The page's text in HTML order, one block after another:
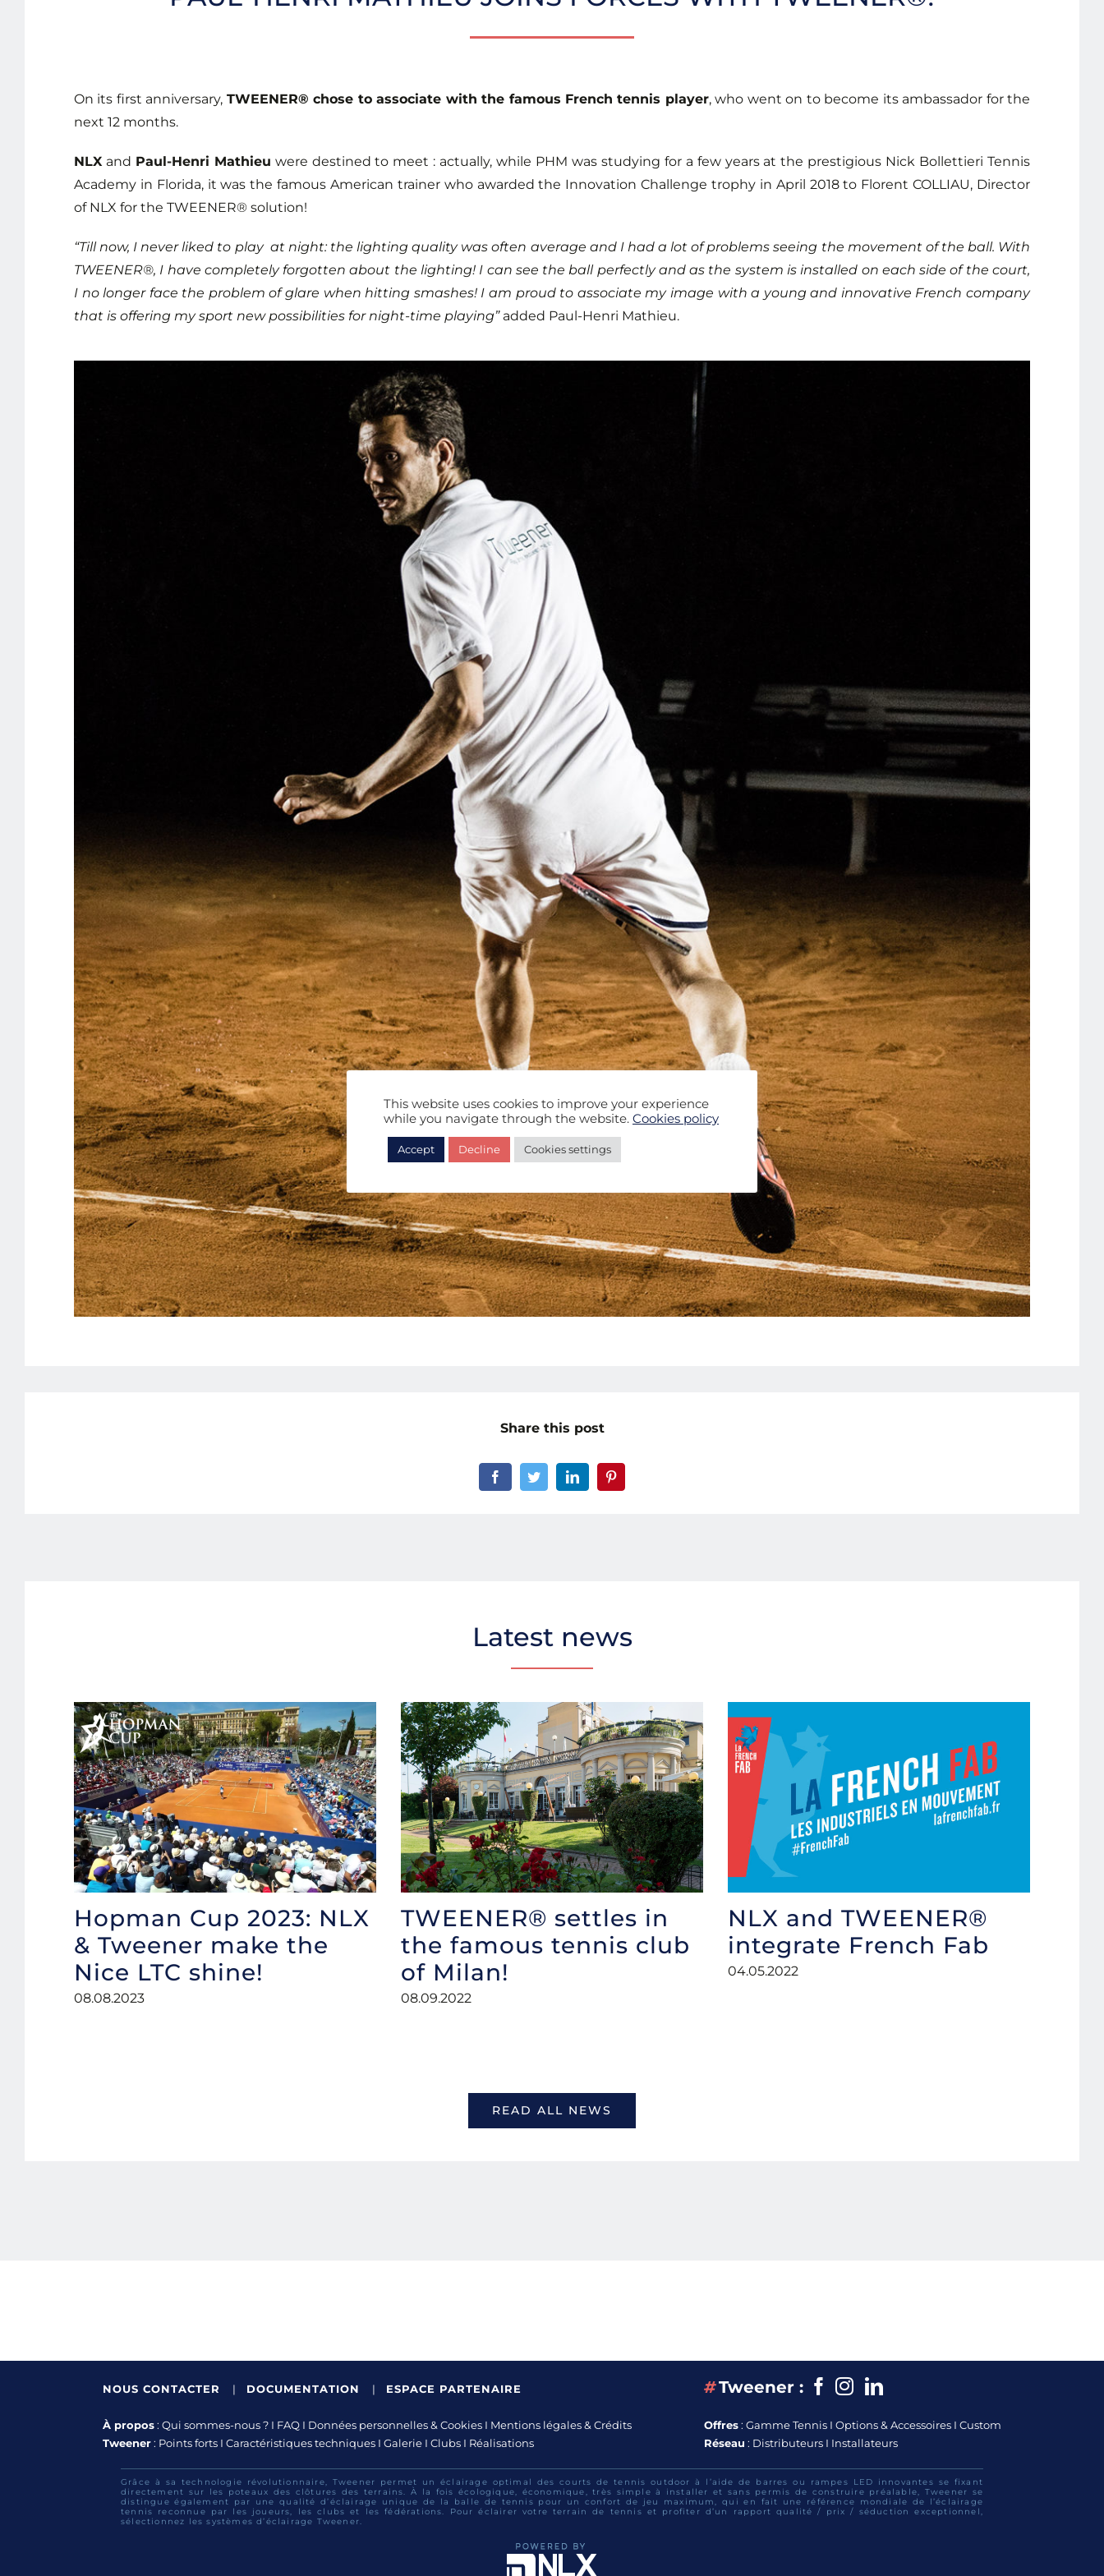
On its first anniversary, TWEENER® chose to associate with the famous French tennis player, who went on to become its ambassador for the
next 12 months.
NLXand Paul-Henri Mathieu were destined to meet : actually, while PHM was studying for a few years at the prestigious Nick Bollettieri Tennis
Academy in Florida, it was the famous American trainer who awarded the Innovation Challenge trophy in April 2018 to Florent COLLIAU, Director
of NLX for the TWEENER® solution!
“Till now, I never liked to play at night: the lighting quality was often average and I had a lot of problems seeing the movement of the ball. With
TWEENER®, I have completely forgotten about the lighting! I can see the ball perfectly and as the system is installed on each side of the court,
I no longer face the problem of glare when hitting smashes! I am proud to associate my image with a young and innovative French company
that is offering my sport new possibilities for night-time playing” added Paul-Henri Mathieu.
Share this post
Latest news
Hopman Cup 2023: NLX
& Tweener make the
Nice LTC shine!
08.08.2023
TWEENER® settles in
the famous tennis club
of Milan!
08.09.2022
NLX and TWEENER®
integrate French Fab
04.05.2022
READ ALL NEWS
NOUS CONTACTER | DOCUMENTATION | ESPACE PARTENAIRE
À propos: Qui sommes-nous ? I FAQ I Données personnelles & Cookies I Mentions légales & Crédits
Tweener: Points forts I Caractéristiques techniques I Galerie I Clubs I Réalisations
#Tweener : FacebookInstagram
Offres: Gamme Tennis I Options & Accessoires I Custom
Réseau : Distributeurs I Installateurs
Grâce à sa technologie révolutionnaire, Tweener permet un éclairage optimal des courts de tennis outdoor à l’aide de barres ou rampes LED innovantes se fixant
directement sur les poteaux des clôtures des terrains. À la fois écologique, économique, très simple à installer et sans permis de construire préalable, Tweener se
distingue également par une qualité d’éclairage unique de la balle de tennis pour un confort de jeu maximum, qui en fait une référence mondiale de l’éclairage
tennis reconnue par les joueurs, les clubs et les fédérations. Pour éclairer votre terrain de tennis et profiter d’un rapport qualité / prix / séduction exceptionnel,
sélectionnez les systèmes d’éclairage Tweener.
This website uses cookies to improve your experience
while you navigate through the website. Cookies policy
Accept Decline Cookies settings